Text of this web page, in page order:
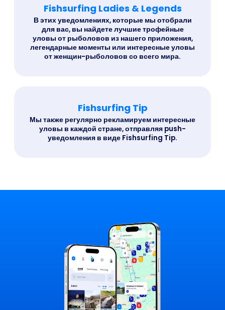
Fishsurfing Ladies & Legends
В этих уведомлениях, которые мы отобрали
для вас, вы найдете лучшие трофейные
уловы от рыболовов из нашего приложения,
легендарные моменты или интересные уловы
от женщин-рыболовов со всего мира.
Fishsurfing Tip
Мы также регулярно рекламируем интересные
уловы в каждой стране, отправляя push-
уведомления в виде Fishsurfing Tip.